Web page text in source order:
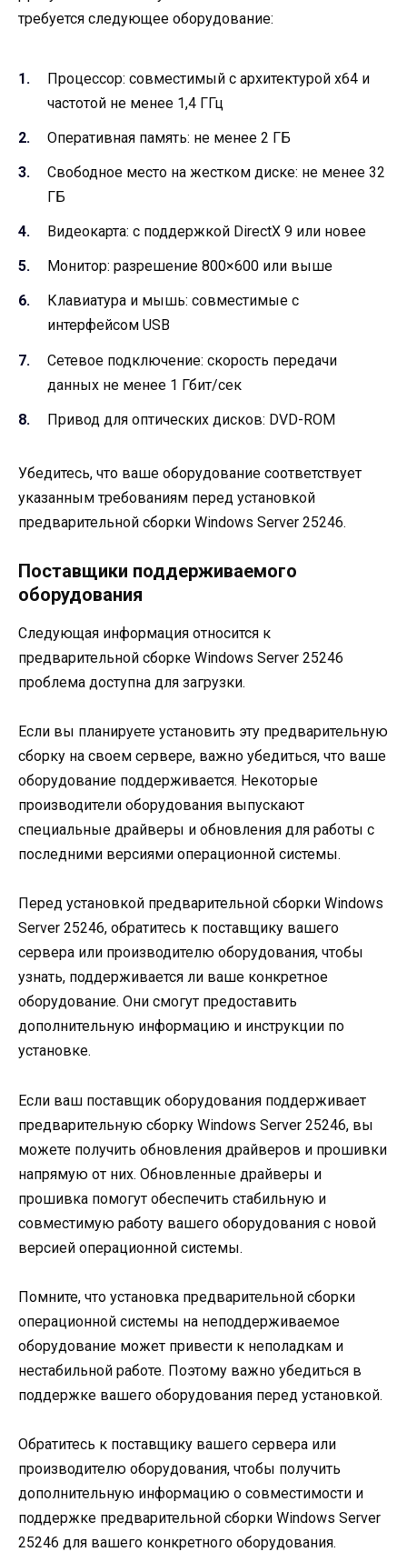
требуется следующее оборудование:
Процессор: совместимый с архитектурой x64 и
частотой не менее 1,4 ГГц
Оперативная память: не менее 2 ГБ
Свободное место на жестком диске: не менее 32
ГБ
Видеокарта: с поддержкой DirectX 9 или новее
Монитор: разрешение 800×600 или выше
Клавиатура и мышь: совместимые с
интерфейсом USB
Сетевое подключение: скорость передачи
данных не менее 1 Гбит/сек
Привод для оптических дисков: DVD-ROM
Убедитесь, что ваше оборудование соответствует
указанным требованиям перед установкой
предварительной сборки Windows Server 25246.
Поставщики поддерживаемого
оборудования
Следующая информация относится к
предварительной сборке Windows Server 25246
проблема доступна для загрузки.
Если вы планируете установить эту предварительную
сборку на своем сервере, важно убедиться, что ваше
оборудование поддерживается. Некоторые
производители оборудования выпускают
специальные драйверы и обновления для работы с
последними версиями операционной системы.
Перед установкой предварительной сборки Windows
Server 25246, обратитесь к поставщику вашего
сервера или производителю оборудования, чтобы
узнать, поддерживается ли ваше конкретное
оборудование. Они смогут предоставить
дополнительную информацию и инструкции по
установке.
Если ваш поставщик оборудования поддерживает
предварительную сборку Windows Server 25246, вы
можете получить обновления драйверов и прошивки
напрямую от них. Обновленные драйверы и
прошивка помогут обеспечить стабильную и
совместимую работу вашего оборудования с новой
версией операционной системы.
Помните, что установка предварительной сборки
операционной системы на неподдерживаемое
оборудование может привести к неполадкам и
нестабильной работе. Поэтому важно убедиться в
поддержке вашего оборудования перед установкой.
Обратитесь к поставщику вашего сервера или
производителю оборудования, чтобы получить
дополнительную информацию о совместимости и
поддержке предварительной сборки Windows Server
25246 для вашего конкретного оборудования.